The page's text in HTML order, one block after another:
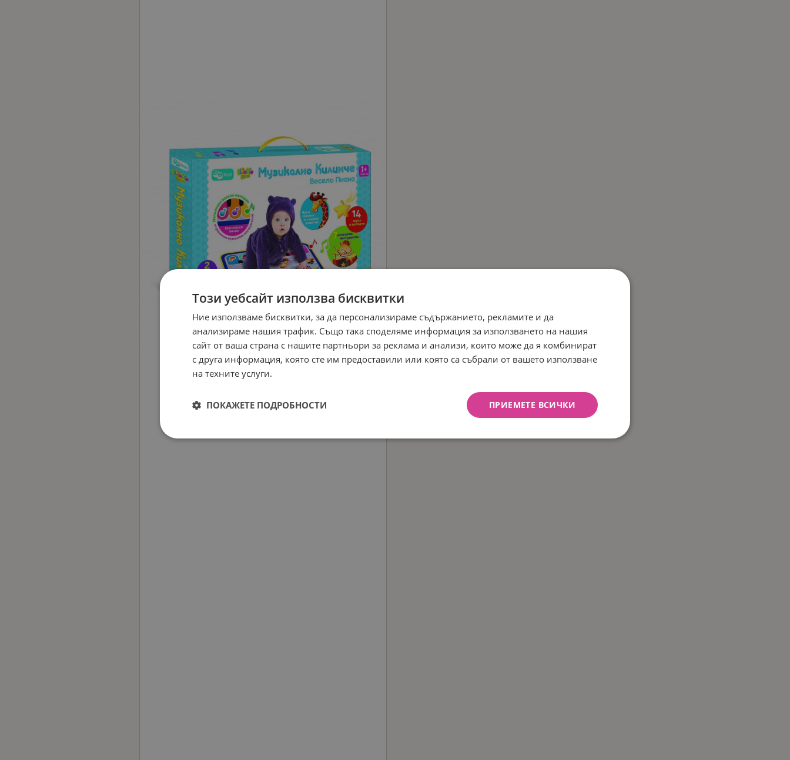
Този уебсайт използва бисквитки
Ние използваме бисквитки, за да персонализираме съдържанието, рекламите и да
анализираме нашия трафик. Също така споделяме информация за използването на нашия
сайт от ваша страна с нашите партньори за реклама и анализи, които може да я комбинират
с друга информация, която сте им предоставили или която са събрали от вашето използване
на техните услуги.
ПРИЕМЕТЕ ВСИЧКИ
ПОКАЖЕТЕ ПОДРОБНОСТИ